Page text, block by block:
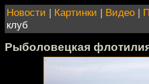
Новости | Картинки | Видео |
клуб
Рыболовецкая